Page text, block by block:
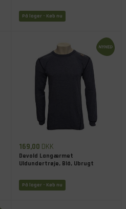
På lager - Køb nu
169,00 DKK
Devold Langærmet
Uldundertrøje, Blå, Ubrugt
På lager - Køb nu